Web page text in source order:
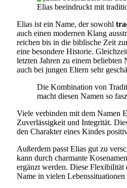
Elias beeindruckt mit
Elias ist ein Name, der sowohl
auch einen modernen Klang
reichen bis in die biblische Zeit
eine besondere Historie.
letzten Jahren zu einem beliebten
auch bei jungen Eltern sehr
Die Kombination von
macht diesen Namen so
Viele verbinden mit dem Namen
Zuverlässigkeit und Integrität.
den Charakter eines Kindes
Außerdem passt Elias gut zu
kann durch charmante
ergänzt werden. Diese Flexibilität
Name in vielen Lebenssituationen